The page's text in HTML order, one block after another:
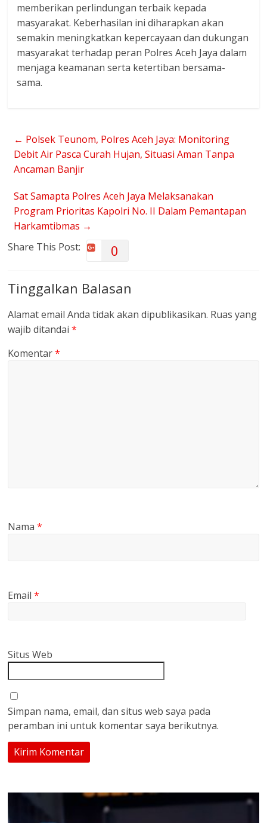
memberikan perlindungan terbaik kepada
masyarakat. Keberhasilan ini diharapkan akan
semakin meningkatkan kepercayaan dan dukungan
masyarakat terhadap peran Polres Aceh Jaya dalam
menjaga keamanan serta ketertiban bersama-
sama.
← Polsek Teunom, Polres Aceh Jaya: Monitoring
Debit Air Pasca Curah Hujan, Situasi Aman Tanpa
Ancaman Banjir
Sat Samapta Polres Aceh Jaya Melaksanakan
Program Prioritas Kapolri No. II Dalam Pemantapan
Harkamtibmas →
Share This Post:
0
Tinggalkan Balasan
Alamat email Anda tidak akan dipublikasikan. Ruas yang
wajib ditandai*
Komentar*
Nama*
Email*
Situs Web
Simpan nama, email, dan situs web saya pada
peramban ini untuk komentar saya berikutnya.